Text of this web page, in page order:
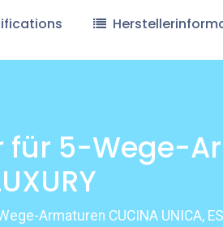
5-Wege-
Armaturen CUCINA UNICA,